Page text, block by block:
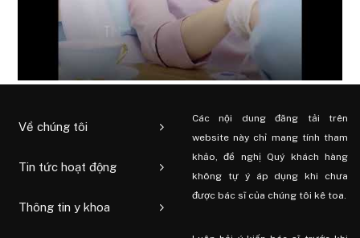
Về chúng tôi
Tin tức hoạt động
Thông tin y khoa
Các nội dung đăng tải trên
website này chỉ mang tính tham
khảo, đề nghị Quý khách hàng
không tự ý áp dụng khi chưa
được bác sĩ của chúng tôi kê toa.